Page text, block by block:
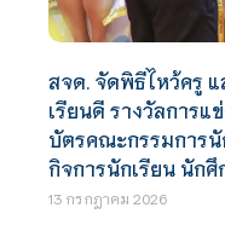
สจด. จัดพิธีไหว้ครู
เรียนดี รางวัลการ
บัตรคณะกรรมการนั
กิจการนักเรียน นัก
13 กรกฎาคม 2026